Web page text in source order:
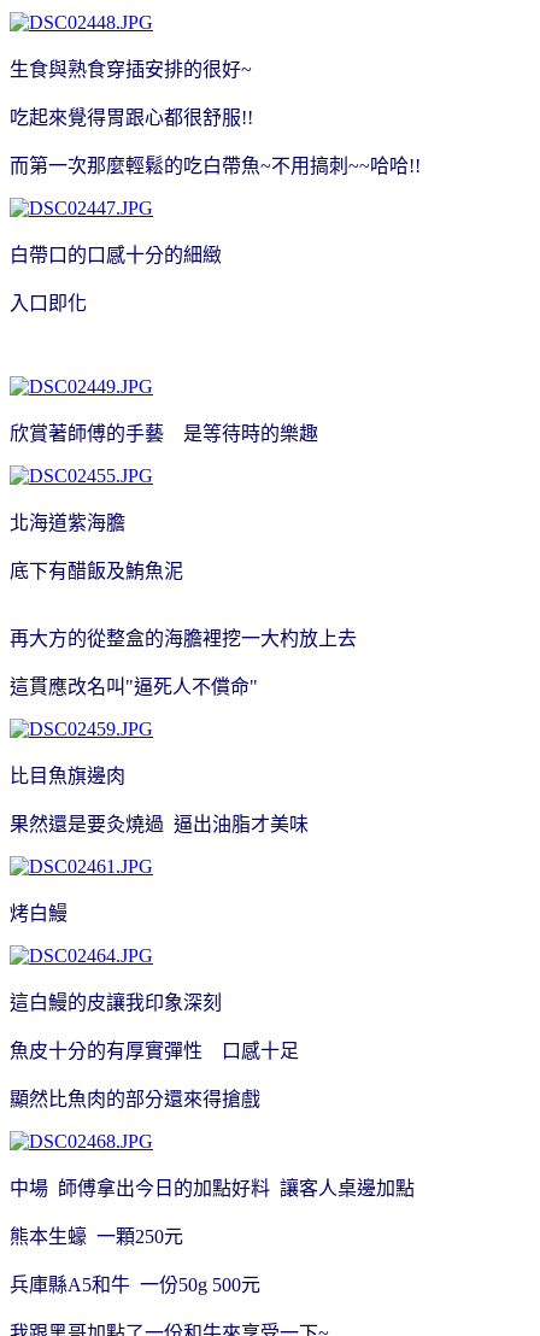
生食與熟食穿插安排的很好~
吃起來覺得胃跟心都很舒服!!
而第一次那麼輕鬆的吃白帶魚~不用搞刺~~哈哈!!
白帶口的口感十分的細緻
入口即化
欣賞著師傅的手藝 是等待時的樂趣
北海道紫海膽
底下有醋飯及鮪魚泥
再大方的從整盒的海膽裡挖一大杓放上去
這貫應改名叫"逼死人不償命"
比目魚旗邊肉
果然還是要灸燒過 逼出油脂才美味
烤白鰻
這白鰻的皮讓我印象深刻
魚皮十分的有厚實彈性 口感十足
顯然比魚肉的部分還來得搶戲
中場 師傅拿出今日的加點好料 讓客人桌邊加點
熊本生蠔 一顆250元
兵庫縣A5和牛 一份50g 500元